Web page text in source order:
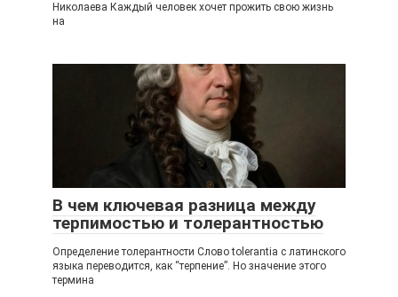
Николаева Каждый человек хочет прожить свою жизнь
на
В чем ключевая разница между
терпимостью и толерантностью
Определение толерантности Слово tolerantia с латинского
языка переводится, как “терпение”. Но значение этого
термина